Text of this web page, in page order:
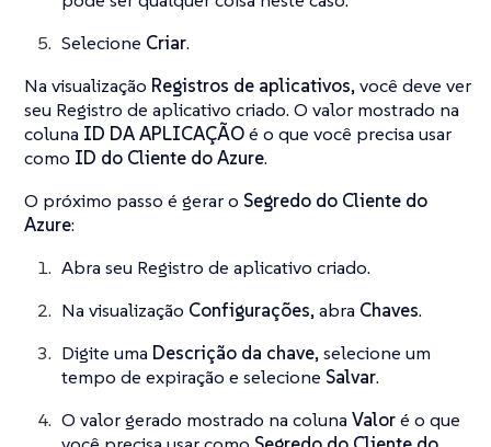
Selecione Criar.
Na visualização Registros de aplicativos, você deve ver
seu Registro de aplicativo criado. O valor mostrado na
coluna ID DA APLICAÇÃOé o que você precisa usar
como ID do Cliente do Azure.
O próximo passo é gerar o Segredo do Cliente do
Azure:
Abra seu Registro de aplicativo criado.
Na visualização Configurações, abra Chaves.
Digite uma Descrição da chave, selecione um
tempo de expiração e selecione Salvar.
O valor gerado mostrado na coluna Valoré o que